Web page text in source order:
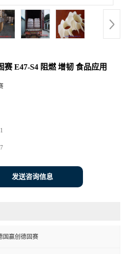
赛 E47-S4 阻燃 增韧 食品应用
发送咨询信息
国赢创德固赛